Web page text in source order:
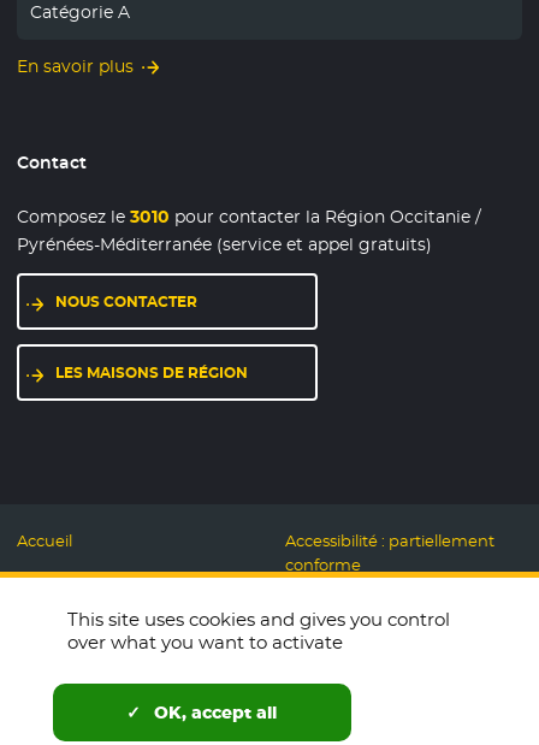
Catégorie A
En savoir plus
Contact
Composez le3010 pour contacter la Région Occitanie /
Pyrénées-Méditerranée (service et appel gratuits)
NOUS CONTACTER
LES MAISONS DE RÉGION
Accueil
Mentions légales
Données personnelles et
Cookies
Espace presse
Télécharger le logo
Accessibilité : partiellement
conforme
Responsable
This site uses cookies and gives you control
over what you want to activate
OK, accept all